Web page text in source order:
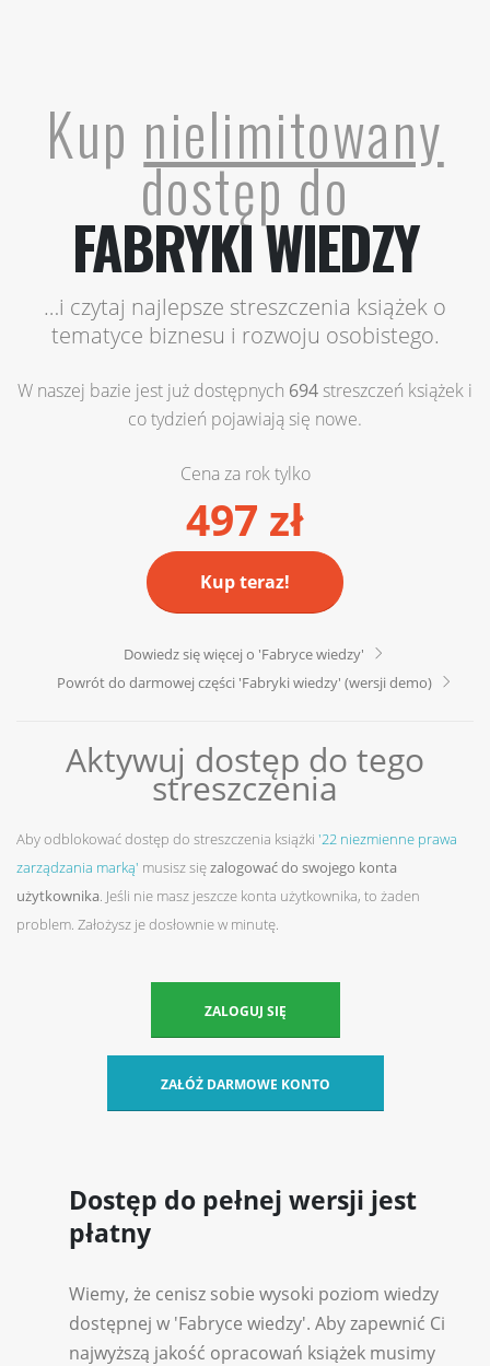
Kup nielimitowany
dostęp do
FABRYKI WIEDZY
…i czytaj najlepsze streszczenia książek o
tematyce biznesu i rozwoju osobistego.
W naszej bazie jest już dostępnych 694streszczeń książek i
co tydzień pojawiają się nowe.
Cena za rok tylko
497 zł
Kup teraz!
Dowiedz się więcej o 'Fabryce wiedzy'
Powrót do darmowej części 'Fabryki wiedzy' (wersji demo)
Aktywuj dostęp do tego
streszczenia
Aby odblokować dostęp do streszczenia książki '22 niezmienne prawa
zarządzania marką' musisz sięzalogować do swojego konta
użytkownika. Jeśli nie masz jeszcze konta użytkownika, to żaden
problem. Założysz je dosłownie w minutę.
ZALOGUJ SIĘ
ZAŁÓŻ DARMOWE KONTO
Dostęp do pełnej wersji jest
płatny
Wiemy, że cenisz sobie wysoki poziom wiedzy
dostępnej w 'Fabryce wiedzy'. Aby zapewnić Ci
najwyższą jakość opracowań książek musimy